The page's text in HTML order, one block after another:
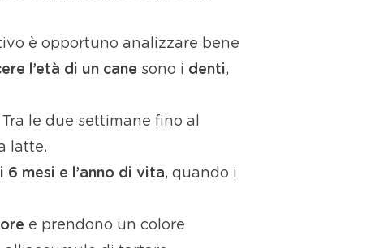
è opportuno analizzare bene
l’età di un cane sono i denti,
le due settimane fino al
latte.
6 mesi e l’anno di vita, quando i
e prendono un colore